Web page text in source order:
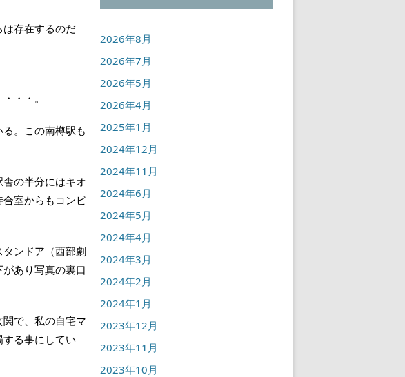
存在するのだ
・・。
。この南樽駅も
の半分にはキオ
室からもコンビ
ンドア（西部劇
あり写真の裏口
で、私の自宅マ
る事にしてい
2026年8月
2026年7月
2026年5月
2026年4月
2025年1月
2024年12月
2024年11月
2024年6月
2024年5月
2024年4月
2024年3月
2024年2月
2024年1月
2023年12月
2023年11月
2023年10月